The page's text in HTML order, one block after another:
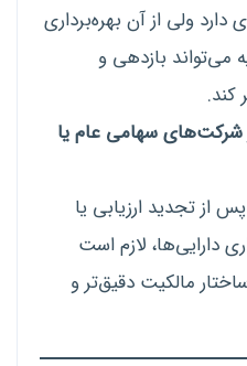
دارد ولی از آن بهره‌برداری
می‌تواند بازدهی و
کند.
شرکت‌های سهامی عام یا
از تجدید ارزیابی یا
دارایی‌ها، لازم است
مالکیت دقیق‌تر و